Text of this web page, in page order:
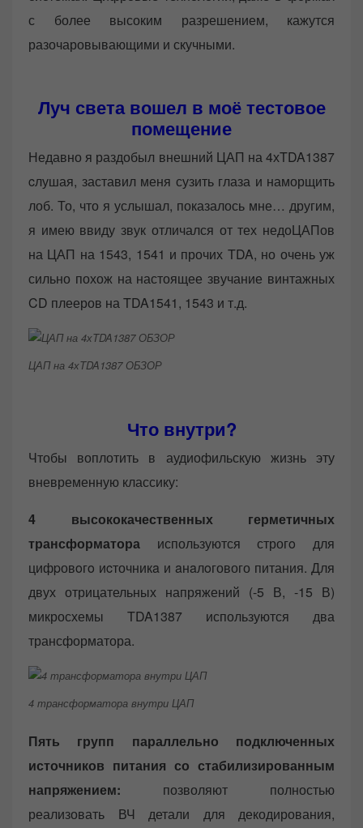
с более высоким разрешением, кажутся
разочаровывающими и скучными.
Луч света вошел в моё тестовое
помещение
Недавно я раздобыл внешний ЦАП на 4хTDA1387
cлушая, заставил меня сузить глаза и наморщить
лоб. То, что я услышал, показалось мне… другим,
я имею ввиду звук отличался от тех недоЦАПов
на ЦАП на 1543, 1541 и прочих TDA, но очень уж
сильно похож на настоящее звучание винтажных
CD плееров на TDA1541, 1543 и т.д.
ЦАП на 4хTDA1387 ОБЗОР
Что внутри?
Чтобы воплотить в аудиофильскую жизнь эту
вневременную классику:
4 высококачественных герметичных
трансформатора используются строгo для
цифpовoгo иcточникa и aнaлoгового питания. Для
двух отрицательных напряжений (-5 В, -15 В)
микросхемы TDA1387 используются два
трансформатора.
4 трансформатора внутри ЦАП
Пять групп параллельно подключенных
источников питания со стабилизированным
напряжением: позволяют полностью
реализовать ВЧ детали для декодирования,